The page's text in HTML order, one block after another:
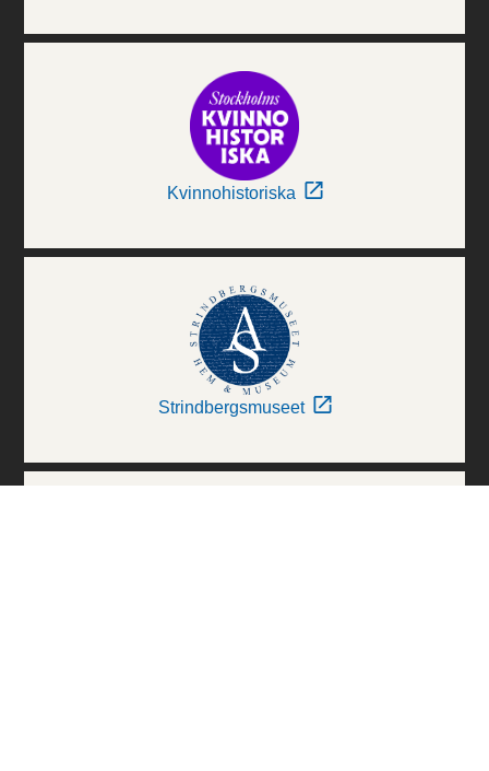
Kvinnohistoriska
Strindbergsmuseet